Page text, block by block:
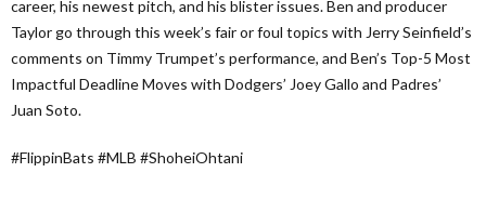
career, his newest pitch, and his blister issues. Ben and producer
Taylor go through this week’s fair or foul topics with Jerry Seinfield’s
comments on Timmy Trumpet’s performance, and Ben’s Top-5 Most
Impactful Deadline Moves with Dodgers’ Joey Gallo and Padres’
Juan Soto.
#FlippinBats #MLB #ShoheiOhtani